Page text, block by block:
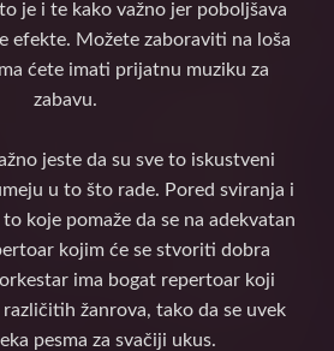
je i te kako važno jer poboljšava
efekte. Možete zaboraviti na loša
ćete imati prijatnu muziku za
zabavu.
jeste da su sve to iskustveni
u to što rade. Pored sviranja i
koje pomaže da se na adekvatan
kojim će se stvoriti dobra
ima bogat repertoar koji
žanrova, tako da se uvek
pesma za svačiji ukus.